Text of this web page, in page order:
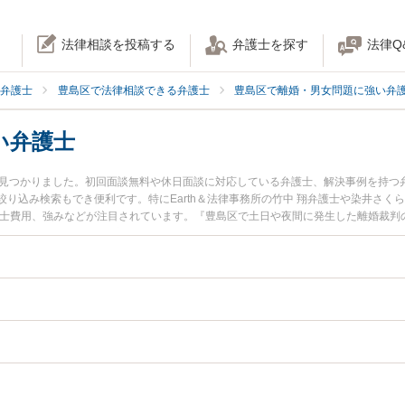
法律相談を投稿する 弁護士を探す 法律
護士 豊島区で法律相談できる弁護士 豊島区で離婚・男女問題に強い弁
弁護士
つかりました。初回面談無料や休日面談に対応している弁護士、解決事例を持
込み検索もでき便利です。特にEarth＆法律事務所の竹中 翔弁護士や染井さく
費用、強みなどが注目されています。『豊島区で土日や夜間に発生した離婚裁
士を検索したい』『初回相談無料で離婚裁判を法律相談できる豊島区内の弁